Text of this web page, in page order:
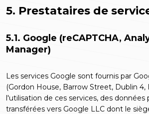
5. Prestataires de
5.1. Google (reCAPTCHA,
Manager)
Les services Google sont fournis par
(Gordon House, Barrow Street, Dublin 4,
l'utilisation de ces services, des
transférées vers Google LLC dont le